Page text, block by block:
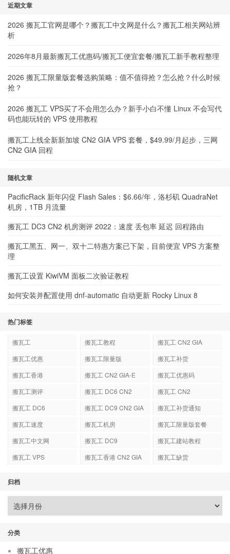
近期文章
2026 搬瓦工官网是哪个？搬瓦工中文网是什么？搬瓦工相关网站辨
析
2026年8月最新搬瓦工优惠码/搬瓦工便宜套餐/搬瓦工新手教程整理
2026 搬瓦工限量版套餐选购策略：值不值得抢？怎么抢？什么时候
抢？
2026 搬瓦工 VPS买了不会用怎么办？新手小白不懂 Linux 不会写代
码也能玩转的 VPS 使用教程
搬瓦工上线全新新加坡 CN2 GIA VPS 套餐，$49.99/月起步，三网
CN2 GIA 回程
随机文章
PacificRack 新年闪促 Flash Sales：$6.66/年，洛杉矶 QuadraNet
机房，1TB 月流量
搬瓦工 DC3 CN2 机房测评 2022：速度 丢包率 延迟 回程路由
搬瓦工黑五、网一、双十二特惠方案已下架，目前便宜 VPS 方案整
理
搬瓦工设置 KiwiVM 面板二次验证教程
如何安装并配置使用 dnf-automatic 自动更新 Rocky Linux 8
热门标签
搬瓦工 搬瓦工教程
搬瓦工 CN2 GIA
搬瓦工优惠
搬瓦工限量版
搬瓦工补货
搬瓦工香港
搬瓦工 CN2 GIA-E
搬瓦工优惠码
搬瓦工测评
搬瓦工 DC6 CN2
搬瓦工 CN2
搬瓦工 DC6
搬瓦工 DC9 CN2 GIA
搬瓦工补货通知
搬瓦工速度
搬瓦工机房
搬瓦工限量版套餐
搬瓦工中文网
搬瓦工 DC9
搬瓦工建站教程
搬瓦工 VPS
搬瓦工香港 CN2 GIA 搬瓦工缺货
归档
分类
搬瓦工优惠